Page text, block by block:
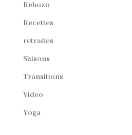
Rebozo
Recettes
retraites
Saisons
Transitions
Video
Yoga